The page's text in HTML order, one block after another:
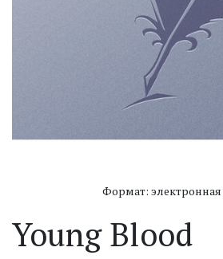
Формат: электронная
Young Blood